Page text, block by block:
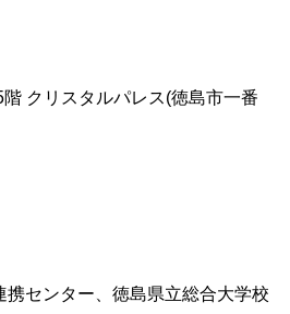
クリスタルパレス(徳島市一番
携センター、徳島県立総合大学校